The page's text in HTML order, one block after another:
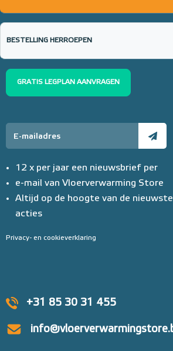
+31 85 30 31 455
BESTELLING HERROEPEN
GRATIS LEGPLAN AANVRAGEN
12 x per jaar een nieuwsbrief per
e-mail van Vloerverwarming Store
Altijd op de hoogte van de
acties
Privacy- en cookieverklaring